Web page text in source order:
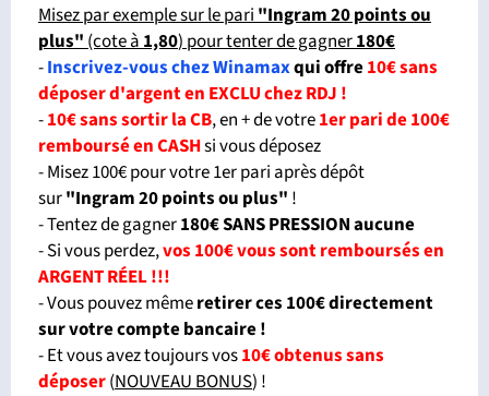
Misez par exemple sur le pari "Ingram 20 points ou
plus" (cote à 1,80) pour tenter de gagner180€
-Inscrivez-vous chez Winamaxqui offre10€ sans
déposer d'argent en EXCLU chez RDJ !
-10€ sans sortir la CB, en + de votre1er pari de 100€
remboursé en CASHsi vous déposez
- Misez 100€ pour votre 1er pari après dépôt
sur"Ingram 20 points ou plus" !
- Tentez de gagner180€ SANS PRESSION aucune
- Si vous perdez,vos 100€ vous sont remboursés en
ARGENT RÉEL !!!
- Vous pouvez mêmeretirer ces 100€ directement
sur votre compte bancaire !
- Et vous avez toujours vos10€ obtenus sans
déposer(NOUVEAU BONUS) !